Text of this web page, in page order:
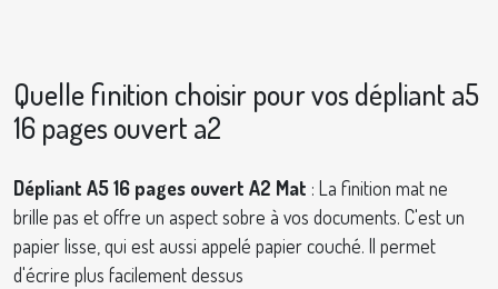
Quelle finition choisir pour vos dépliant a5
16 pages ouvert a2
Dépliant A5 16 pages ouvert A2 Mat : La finition mat ne
brille pas et offre un aspect sobre à vos documents. C'est un
papier lisse, qui est aussi appelé papier couché. Il permet
d'écrire plus facilement dessus